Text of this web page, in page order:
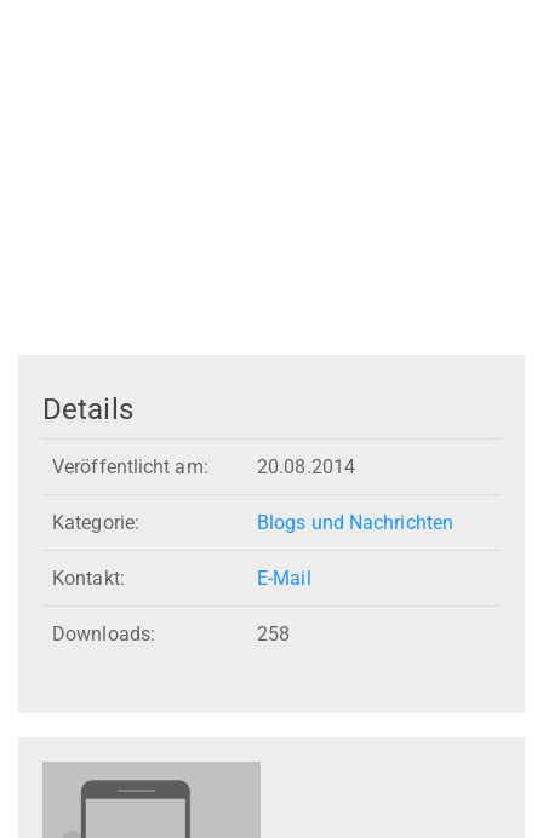
Details
Veröffentlicht am: 20.08.2014
Kategorie: Blogs und Nachrichten
Kontakt: E-Mail
Downloads: 258